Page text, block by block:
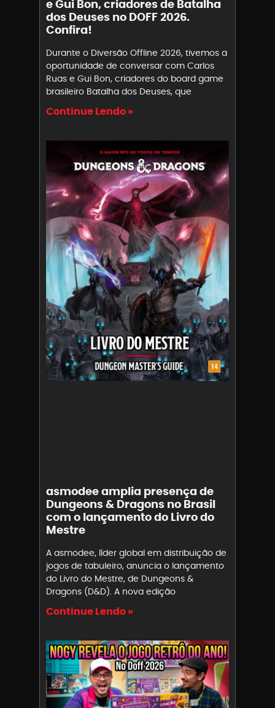
e Gui Bon, criadores de Batalha
dos Deuses no DOFF 2026.
Confira!
Durante o Diversão Offline 2026, tivemos a
oportunidade de conversar com Carlos
Ruas e Gui Bon, criadores do board game
brasileiro Batalha dos Deuses, que
Continue Lendo »
asmodee amplia presença de
Dungeons & Dragons no Brasil
com o lançamento do Livro do
Mestre
A asmodee, líder global em distribuição de
jogos de tabuleiro, anuncia o lançamento
do Livro do Mestre, de Dungeons &
Dragons (D&D). A nova edição
Continue Lendo »